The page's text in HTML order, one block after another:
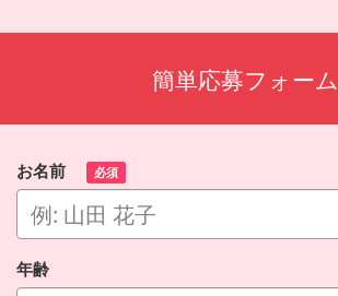
簡単応募フォーム
お名前 必須
年齢